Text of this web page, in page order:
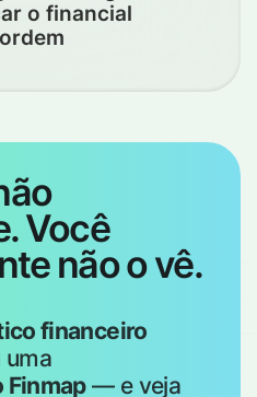
o financial
Você
não o vê.
financeiro
uma
Finmap— e veja